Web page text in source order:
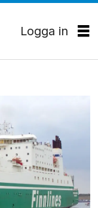
Logga in